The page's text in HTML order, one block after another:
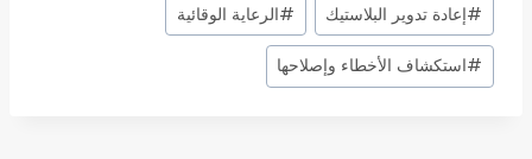
#إعادة تدوير البلاستيك #الرعاية الوقائية
#استكشاف الأخطاء وإصلاحها